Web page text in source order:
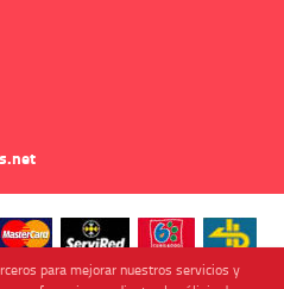
para mejorar nuestros servicios y